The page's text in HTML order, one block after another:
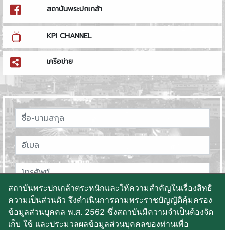
สถาบันพระปกเกล้า
KPI CHANNEL
เครือข่าย
สถาบันพระปกเกล้าตระหนักและให้ความสำคัญในเรื่องสิทธิ
ความเป็นส่วนตัว จึงดำเนินการตามพระราชบัญญัติคุ้มครอง
ข้อมูลส่วนบุคคล พ.ศ. 2562 ซึ่งสถาบันมีความจำเป็นต้องจัด
เก็บ ใช้ และประมวลผลข้อมูลส่วนบุคคลของท่านเพื่อ